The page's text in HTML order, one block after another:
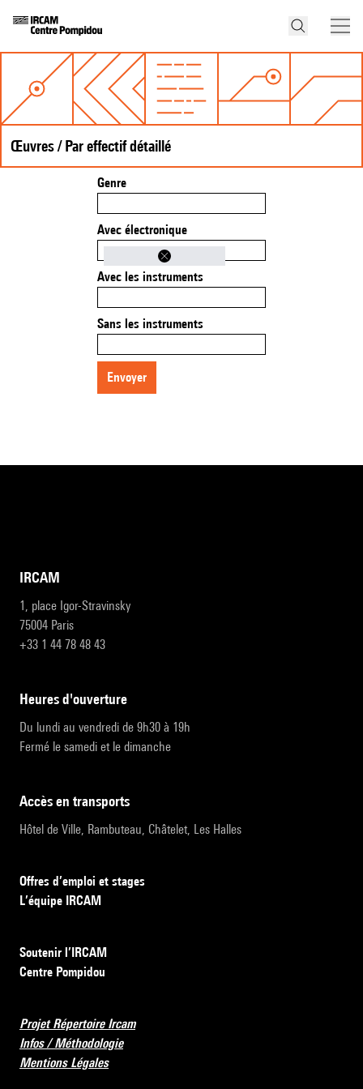
Œuvres / Par effectif détaillé
Genre
Avec électronique
Avec les instruments
Sans les instruments
envoyer
IRCAM
1, place Igor-Stravinsky
75004 Paris
+33 1 44 78 48 43
heures d'ouverture
Du lundi au vendredi de 9h30 à 19h
Fermé le samedi et le dimanche
accès en transports
Hôtel de Ville, Rambuteau, Châtelet, Les Halles
Offres d’emploi et stages
L’équipe IRCAM
Soutenir l’IRCAM
Centre Pompidou
Projet Répertoire Ircam
Infos / Méthodologie
Mentions Légales